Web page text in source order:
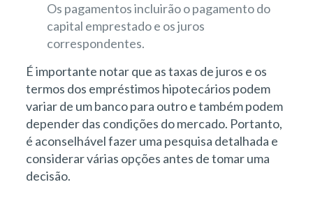
Os pagamentos incluirão o pagamento do
capital emprestado e os juros
correspondentes.
É importante notar que as taxas de juros e os
termos dos empréstimos hipotecários podem
variar de um banco para outro e também podem
depender das condições do mercado. Portanto,
é aconselhável fazer uma pesquisa detalhada e
considerar várias opções antes de tomar uma
decisão.